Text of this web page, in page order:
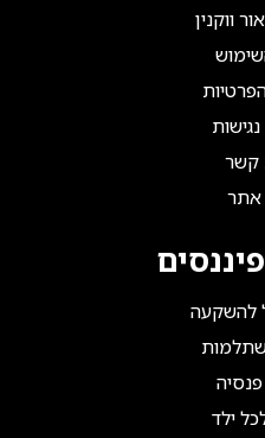
ווקנין
קשר
להשקעה
ילד